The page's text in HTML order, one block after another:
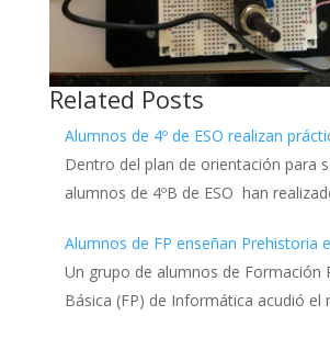
Related Posts
Alumnos de 4º de ESO realizan
Dentro del plan de orientación para
alumnos de 4ºB de ESO han
Alumnos de FP enseñan Prehistoria
Un grupo de alumnos de Formación
Básica (FP) de Informática acudió el